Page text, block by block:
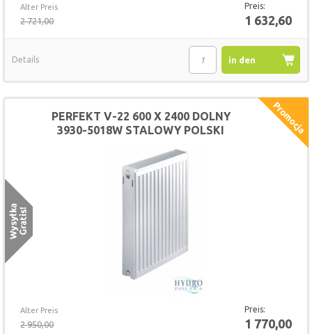
Alter Preis
2 721,00
Preis:
1 632,60
in den
Details
Alter Preis
2 950,00
Preis:
1 770,00
PERFEKT V-22 600 X 2400 DOLNY
3930-5018W STALOWY POLSKI